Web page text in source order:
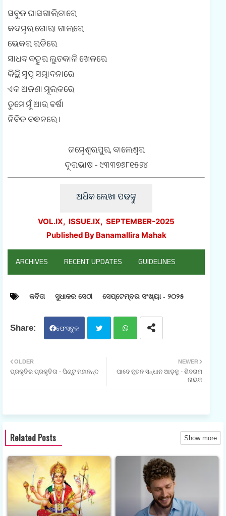
ସବୁଜ ଘାସଗାଲିଚାରେ
କଦମ୍ବର ଗୋରା ଗାଲରେ
ଭେକର ରଡିରେ
ସାଧବ ଵହୁର ଲୁଚକାଳି ଖେଳରେ
କିଛି ସ୍ଵପ୍ନ ସମ୍ଭାବନାରେ
ଏକ ଅଜଣା ମୂଲକରେ
ତୁମେ ମୁଁ ଆଉ ଵର୍ଷା
ନିବିଡ ବନ୍ଧନରେ ।
ଜମ୍ବେଶ୍ଵରପୁର, ବାଲେଶ୍ଵର
ଦୂରଭାଷ - ୯୩୩୭୬୮୧୫୨୪
ଅଧିକ ଲେଖା ପଢନ୍ତୁ
VOL.IX, ISSUE.IX, SEPTEMBER-2025
Published By Banamallira Mahak
ARCHIVES RECENT UPDATES GUIDELINES
କବିତା ସୁଧାକର ସେଠୀ ସେପ୍ଟେମ୍ବର ସଂଖ୍ୟା - ୨୦୨୫
ଫେସବୁକ
ଟର ଟସ
NEWER
ପାଦେ ନୂତନ ସନ୍ଧାନ ଆଡ଼କୁ - ଶିବରାମ
ନାୟକ
OLDER
ପ୍ରକୃତିର ପ୍ରକୃତିତା - ପିଣ୍ଟୁ ମହାନନ୍ଦ
Related Posts Show more